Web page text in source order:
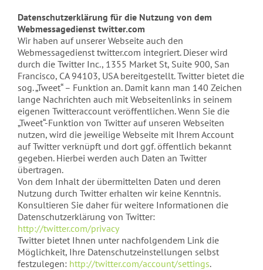
Datenschutzerklärung für die Nutzung von dem
Webmessagedienst twitter.com
Wir haben auf unserer Webseite auch den
Webmessagedienst twitter.com integriert. Dieser wird
durch die Twitter Inc., 1355 Market St, Suite 900, San
Francisco, CA 94103, USA bereitgestellt. Twitter bietet die
sog. „Tweet“ – Funktion an. Damit kann man 140 Zeichen
lange Nachrichten auch mit Webseitenlinks in seinem
eigenen Twitteraccount veröffentlichen. Wenn Sie die
„Tweet“-Funktion von Twitter auf unseren Webseiten
nutzen, wird die jeweilige Webseite mit Ihrem Account
auf Twitter verknüpft und dort ggf. öffentlich bekannt
gegeben. Hierbei werden auch Daten an Twitter
übertragen.
Von dem Inhalt der übermittelten Daten und deren
Nutzung durch Twitter erhalten wir keine Kenntnis.
Konsultieren Sie daher für weitere Informationen die
Datenschutzerklärung von Twitter:
http://twitter.com/privacy
Twitter bietet Ihnen unter nachfolgendem Link die
Möglichkeit, Ihre Datenschutzeinstellungen selbst
festzulegen: http://twitter.com/account/settings.